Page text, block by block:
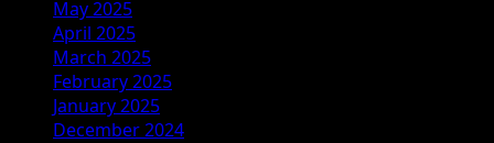
May 2025
April 2025
March 2025
February 2025
January 2025
December 2024